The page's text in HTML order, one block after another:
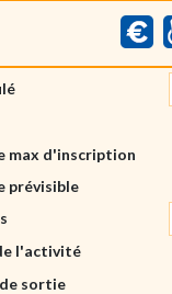
max d'inscription
prévisible
l'activité
sortie